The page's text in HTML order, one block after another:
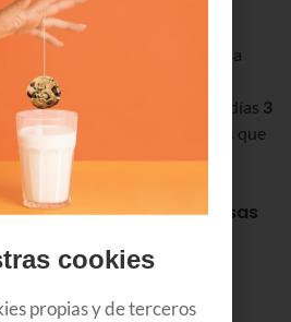
talentos.
incorporando todo ese valor a
un año más en el
de Deusto
los días 3
a todas esas jóvenes promesas que
a nosotros?
universidad y empresas
y el académico deben ir
en Euskaltelestablecemos
para descubrir talento.
cookies
propias y de terceros